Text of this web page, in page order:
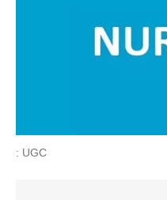
: UGC